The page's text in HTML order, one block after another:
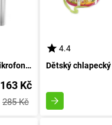
Bezdrátový zpěvní mikrofon stříbrné barvy
163 Kč
285 Kč
4.4
Dětský